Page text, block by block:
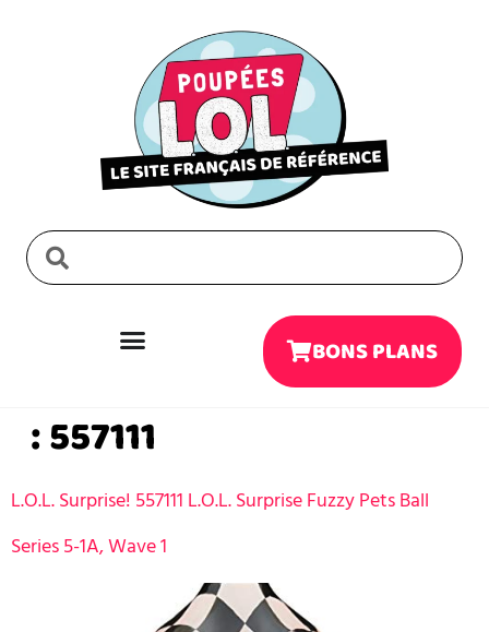
BONS PLANS
:557111
L.O.L. Surprise! 557111 L.O.L. Surprise Fuzzy Pets Ball
Series 5-1A, Wave 1